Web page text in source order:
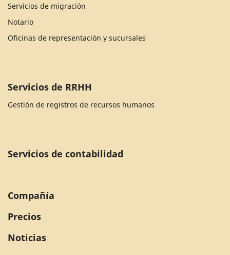
Servicios de migración
Notario
Oficinas de representación y sucursales
Servicios de RRHH
Gestión de registros de recursos humanos
Servicios de contabilidad
Compañía
Precios
Noticias